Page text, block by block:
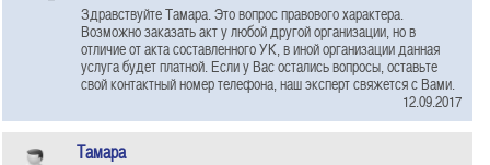
Здравствуйте Тамара. Это вопрос правового характера.
Возможно заказать акт у любой другой организации, но в
отличие от акта составленного УК, в иной организации данная
услуга будет платной. Если у Вас остались вопросы, оставьте
свой контактный номер телефона, наш эксперт свяжется с Вами.
12.09.2017
Тамара